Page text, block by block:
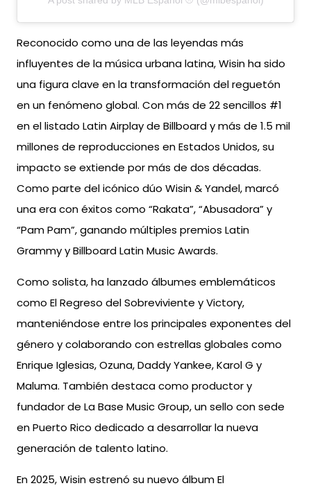
Reconocido como una de las leyendas más
influyentes de la música urbana latina, Wisin ha sido
una figura clave en la transformación del reguetón
en un fenómeno global. Con más de 22 sencillos #1
en el listado Latin Airplay de Billboard y más de 1.5 mil
millones de reproducciones en Estados Unidos, su
impacto se extiende por más de dos décadas.
Como parte del icónico dúo Wisin & Yandel, marcó
una era con éxitos como “Rakata”, “Abusadora” y
“Pam Pam”, ganando múltiples premios Latin
Grammy y Billboard Latin Music Awards.
Como solista, ha lanzado álbumes emblemáticos
como El Regreso del Sobreviviente y Victory,
manteniéndose entre los principales exponentes del
género y colaborando con estrellas globales como
Enrique Iglesias, Ozuna, Daddy Yankee, Karol G y
Maluma. También destaca como productor y
fundador de La Base Music Group, un sello con sede
en Puerto Rico dedicado a desarrollar la nueva
generación de talento latino.
En 2025, Wisin estrenó su nuevo álbum El